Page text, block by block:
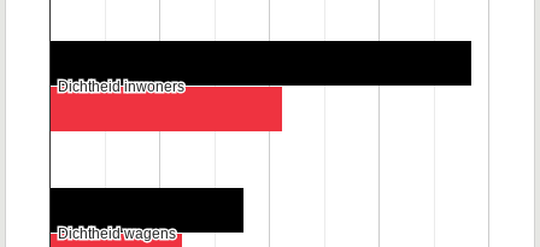
Dichtheid inwoners
Dichtheid inwoners
Dichtheid wagens
Dichtheid wagens